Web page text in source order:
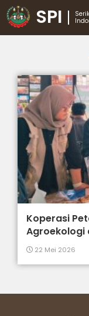
SPI
Koperasi
Agroekologi
22 Mei 2026